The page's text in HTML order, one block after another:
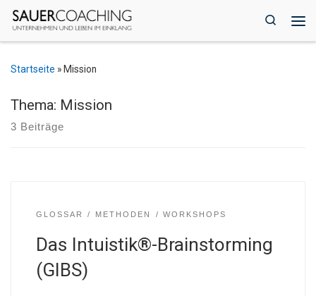
Zum Inhalt springen
Search
Startseite » Mission
Thema: Mission
3 Beiträge
GLOSSAR METHODEN WORKSHOPS
Das Intuistik®-Brainstorming
(GIBS)